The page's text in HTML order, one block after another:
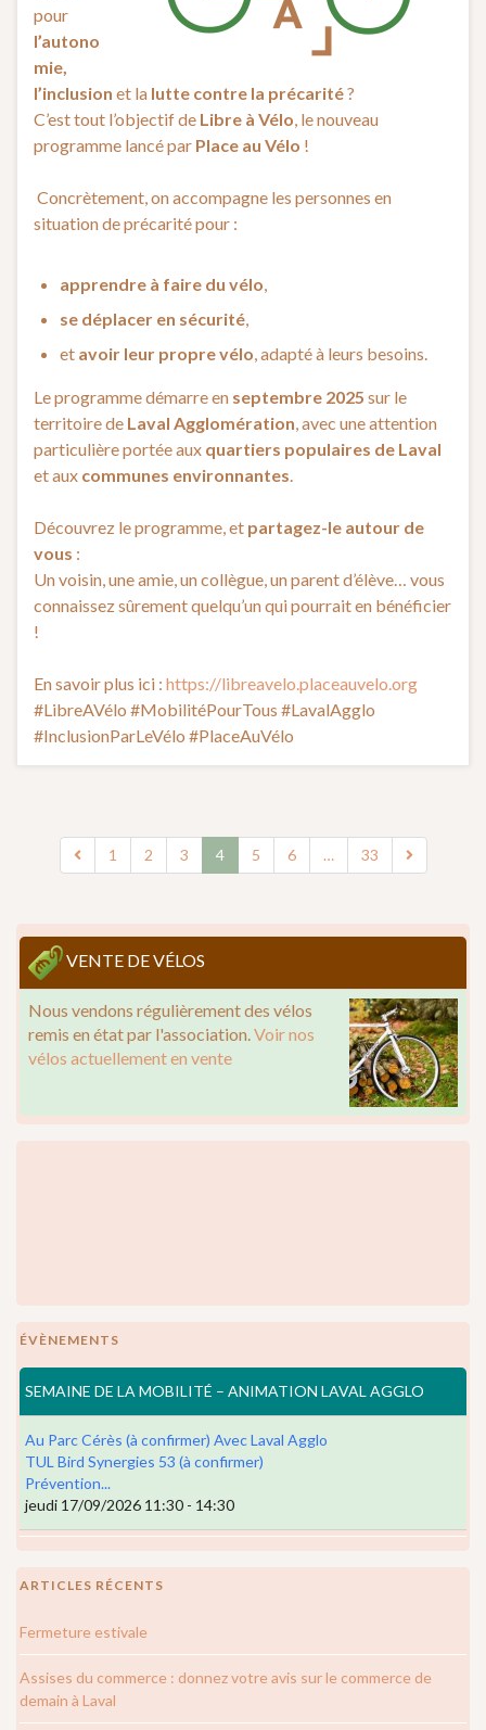
pour
l’autono
mie,
l’inclusion et la lutte contre la précarité?
C’est tout l’objectif de Libre à Vélo , le nouveau
programme lancé par Place au Vélo !
️ Concrètement, on accompagne les personnes en
situation de précarité pour :
apprendre à faire du vélo
se déplacer en sécurité
et avoir leur propre vélo , adapté à leurs besoins.
Le programme démarre en septembre 2025 sur le
territoire de Laval Agglomération , avec une attention
particulière portée aux quartiers populaires de Laval
et aux communes environnantes
Découvrez le programme, et partagez-le autour de
vous :
Un voisin, une amie, un collègue, un parent d’élève… vous
connaissez sûrement quelqu’un qui pourrait en bénéficier
!
En savoir plus ici : https://libreavelo.placeauvelo.org
#LibreAVélo #MobilitéPourTous #LavalAgglo
#InclusionParLeVélo #PlaceAuVélo
1 2 3 4 5 6 … 33
VENTE DE VÉLOS
Nous vendons régulièrement des vélos
remis en état par l'association. Voir nos
vélos actuellement en vente
ÉVÈNEMENTS
SEMAINE DE LA MOBILITÉ – ANIMATION LAVAL AGGLO
Au Parc Cérès (à confirmer) Avec Laval Agglo
TUL Bird Synergies 53 (à confirmer)
Prévention...
jeudi 17/09/2026 11:30 - 14:30
ARTICLES RÉCENTS
Fermeture estivale
Assises du commerce : donnez votre avis sur le commerce de
demain à Laval